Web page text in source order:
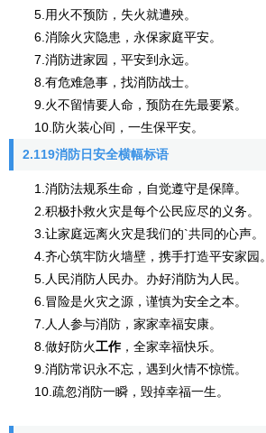
5.用火不预防，失火就遭殃。
6.消除火灾隐患，永保家庭平安。
7.消防进家园，平安到永远。
8.有危难急事，找消防战士。
9.火不留情要人命，预防在先最要紧。
10.防火装心间，一生保平安。
2.119消防日安全横幅标语
1.消防法规系生命，自觉遵守是保障。
2.积极扑救火灾是每个公民应尽的义务。
3.让家庭远离火灾是我们的`共同的心声。
4.齐心筑牢防火墙壁，携手打造平安家园。
5.人民消防人民办。办好消防为人民。
6.冒险是火灾之源，谨慎为安全之本。
7.人人参与消防，家家幸福安康。
8.做好防火工作，全家幸福快乐。
9.消防常识永不忘，遇到火情不惊慌。
10.疏忽消防一瞬，毁掉幸福一生。